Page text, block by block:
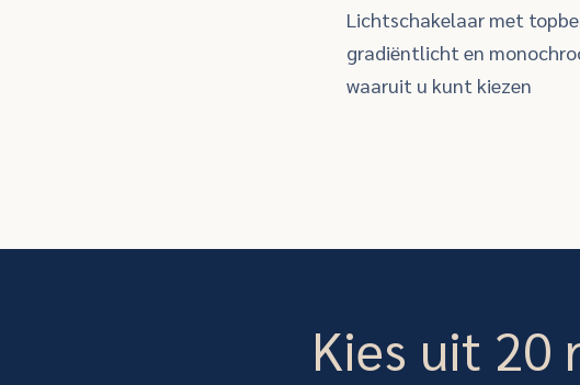
Lichtschakelaar met
gradiëntlicht en
waaruit u kunt kiezen
Kies uit 20